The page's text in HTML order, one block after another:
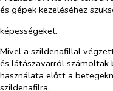
és gépek kezeléséhez
képességeket.
Mivel a szildenafillal
és látászavarról számoltak
használata előtt a
szildenafilra.